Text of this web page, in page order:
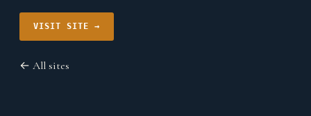
VISIT SITE →
← All sites